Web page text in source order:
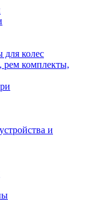
для колес
рем комплекты,
и